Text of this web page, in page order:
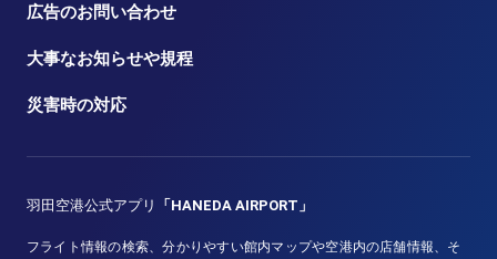
広告のお問い合わせ
大事なお知らせや規程
災害時の対応
羽田空港公式アプリ 「HANEDA AIRPORT」
フライト情報の検索、分かりやすい館内マップや空港内の店舗情報、そ